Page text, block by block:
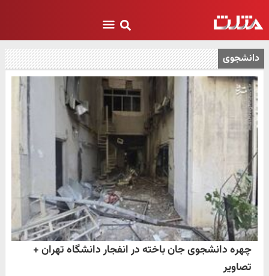
دانشجوی
چهره دانشجوی جان باخته در انفجار دانشگاه تهران +
تصاویر